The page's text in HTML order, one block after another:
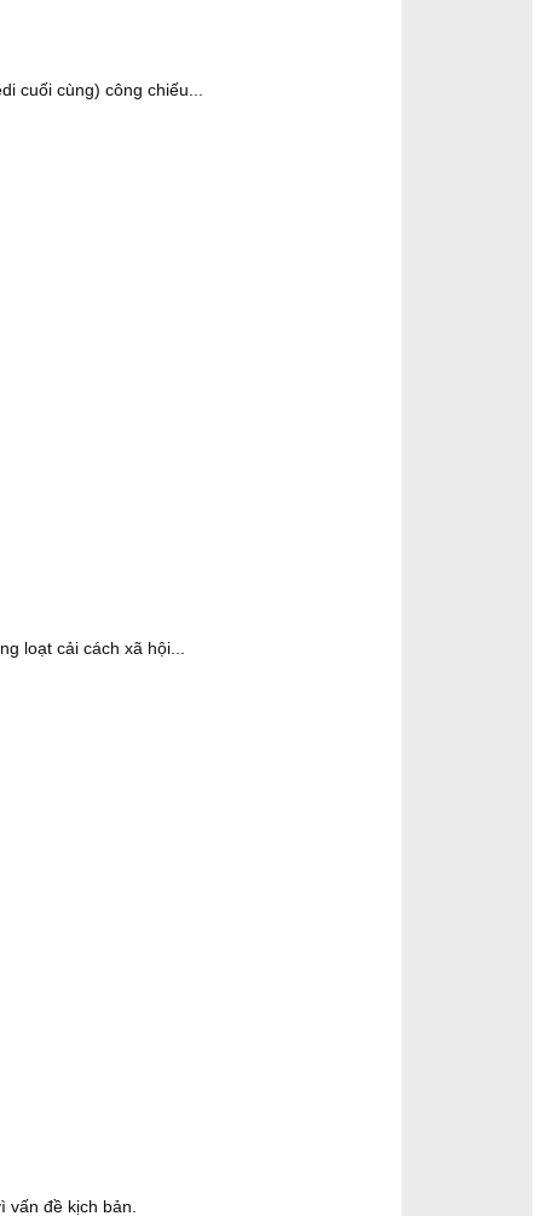
cuối cùng) công chiếu...
loạt cải cách xã hội...
đề kịch bản.